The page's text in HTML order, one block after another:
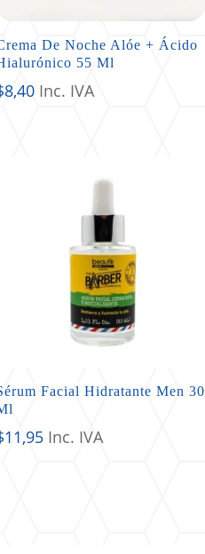
De Noche Alóe + Ácido
55 Ml
8,40 Inc. IVA
Facial Hidratante Men 30
11,95 Inc. IVA